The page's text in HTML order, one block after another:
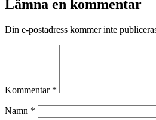
Lämna en kommentar
Din e-postadress kommer inte
Kommentar *
Namn *